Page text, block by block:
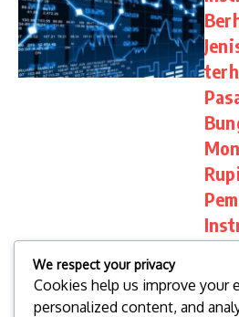
We respect your privacy
Cookies help us improve your
personalized content, and